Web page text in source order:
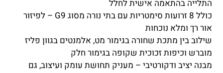
התלייה בהתאמה אישית לחלל
כולל 8 זרועות סימטריות עם בתי נורה מסוג G9 – לפיזור
אור רך ומלא נוכחות
שילוב בין מתכת שחורה בגימור מט, אלמנטים בגוון פליז
מוברש וכיפות זכוכית שקופה בגימור חלק
מבנה יציב ודקורטיבי – מעניק תחושת עומק ועיצוב, גם